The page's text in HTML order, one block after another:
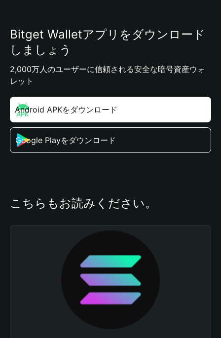
Bitget Walletアプリをダウンロード
しましょう
2,000万人のユーザーに信頼される安全な暗号資産ウォ
レット
Android APKをダウンロード
Google Playをダウンロード
こちらもお読みください。